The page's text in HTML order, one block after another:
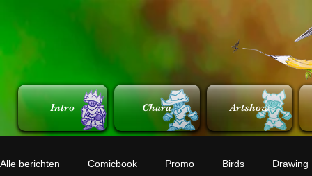
Intro Chara Artshow
Alle berichten Comicbook Promo Birds Drawing